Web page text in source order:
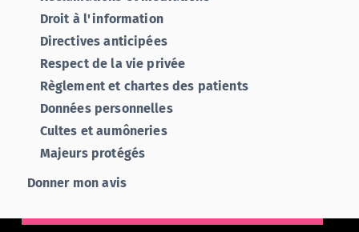
Droit à l'information
Directives anticipées
Respect de la vie privée
Règlement et chartes des patients
Données personnelles
Cultes et aumôneries
Majeurs protégés
Donner mon avis